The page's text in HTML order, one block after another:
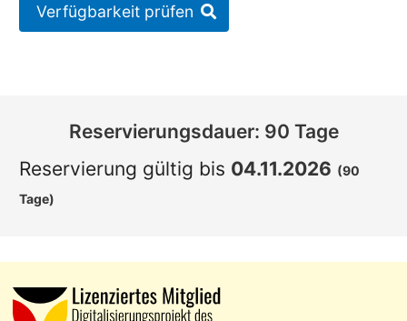
Verfügbarkeit prüfen
Reservierungsdauer: 90 Tage
Reservierung gültig bis 04.11.2026 (90
Tage)